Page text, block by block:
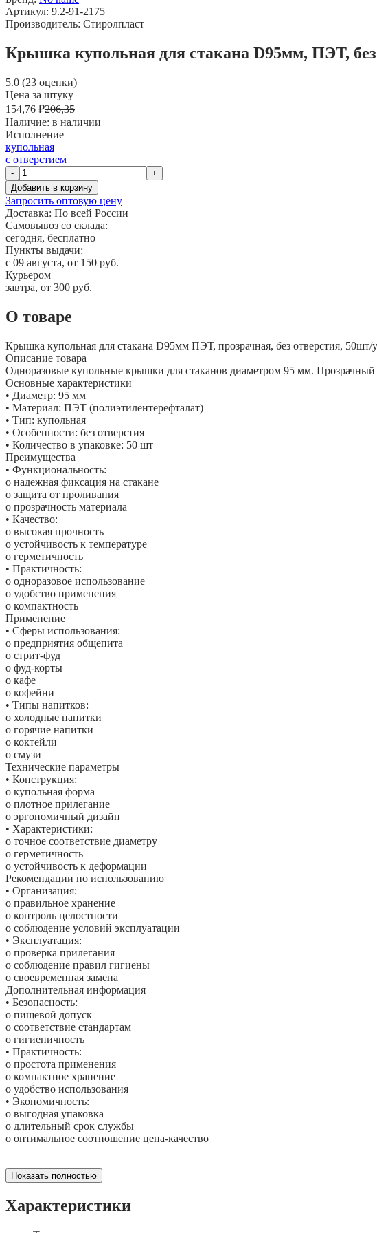
Артикул: 9.2-91-2175
Производитель: Стиролпласт
Крышка купольная для стакана D95мм, ПЭТ,
5.0 (23 оценки)
Цена за штуку
154,76 ₽206,35
Наличие: в наличии
Исполнение
купольная
с отверстием
-
+
Добавить в корзину
Запросить оптовую цену
Доставка: По всей России
Самовывоз со склада:
сегодня, бесплатно
Пункты выдачи:
c 09 августа, от 150 руб.
Курьером
завтра, от 300 руб.
О товаре
Крышка купольная для стакана D95мм ПЭТ, прозрачная, без отверстия,
Описание товара
Одноразовые купольные крышки для стаканов диаметром 95 мм. Прозрачный
Основные характеристики
• Диаметр: 95 мм
• Материал: ПЭТ (полиэтилентерефталат)
• Тип: купольная
• Особенности: без отверстия
• Количество в упаковке: 50 шт
Преимущества
• Функциональность:
o надежная фиксация на стакане
o защита от проливания
o прозрачность материала
• Качество:
o высокая прочность
o устойчивость к температуре
o герметичность
• Практичность:
o одноразовое использование
o удобство применения
o компактность
Применение
• Сферы использования:
o предприятия общепита
o стрит-фуд
o фуд-корты
o кафе
o кофейни
• Типы напитков:
o холодные напитки
o горячие напитки
o коктейли
o смузи
Технические параметры
• Конструкция:
o купольная форма
o плотное прилегание
o эргономичный дизайн
• Характеристики:
o точное соответствие диаметру
o герметичность
o устойчивость к деформации
Рекомендации по использованию
• Организация:
o правильное хранение
o контроль целостности
o соблюдение условий эксплуатации
• Эксплуатация:
o проверка прилегания
o соблюдение правил гигиены
o своевременная замена
Дополнительная информация
• Безопасность:
o пищевой допуск
o соответствие стандартам
o гигиеничность
• Практичность:
o простота применения
o компактное хранение
o удобство использования
• Экономичность:
o выгодная упаковка
o длительный срок службы
o оптимальное соотношение цена-качество
Показать полностью
Характеристики